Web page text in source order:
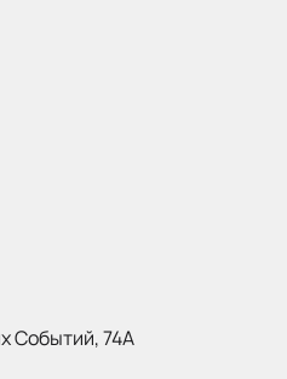
Событий, 74А